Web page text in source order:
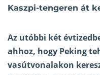
Kaszpi-tengeren át
Az utóbbi két
ahhoz, hogy Peking
vasútvonalakon